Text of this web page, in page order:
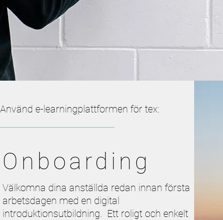
Använd e-learningplattformen för tex:
Onboarding
Välkomna dina anställda redan innan första
arbetsdagen med en digital
introduktionsutbildning. Ett roligt och enkelt